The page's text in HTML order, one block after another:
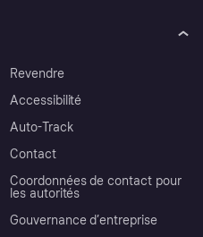
Revendre
Accessibilité
Auto-Track
Contact
Coordonnées de contact pour
les autorités
Gouvernance d’entreprise